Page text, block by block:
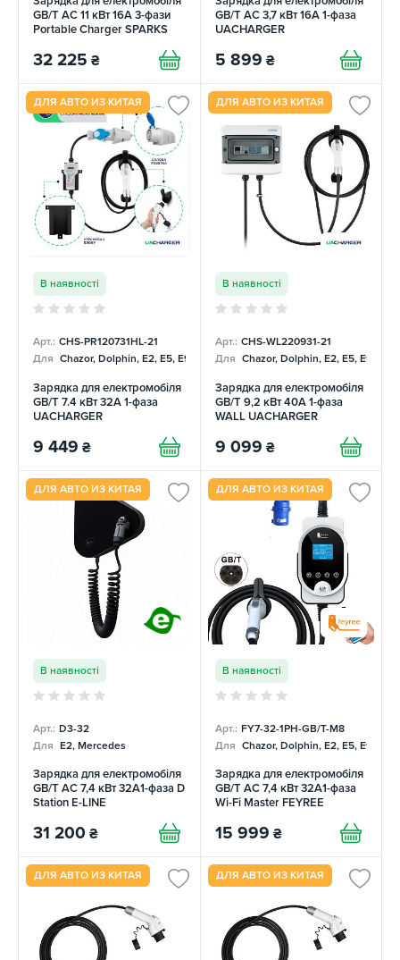
GB/T AC 11 кВт 16A 3-фази
Portable Charger SPARKS
32 225 ₴
GB/T AC 3,7 кВт 16А 1-фаза
UACHARGER
5 899 ₴
ДЛЯ АВТО ИЗ КИТАЯ
В наявності
Арт.: СHS-PR120731HL-21
Для Chazor, Dolphin, E2, E5, E9, Mercedes
Зарядка для електромобіля
GB/T 7.4 кВт 32А 1-фаза
UACHARGER
9 449 ₴
ДЛЯ АВТО ИЗ КИТАЯ
В наявності
Арт.: СHS-WL220931-21
Для Chazor, Dolphin, E2, E5, E9,
Зарядка для електромобіля
GB/T 9,2 кВт 40А 1-фаза
WALL UACHARGER
9 099 ₴
ДЛЯ АВТО ИЗ КИТАЯ
В наявності
Арт.: D3-32
Для E2, Mercedes
Зарядка для електромобіля
GB/T AC 7,4 кВт 32A1-фаза D
Station E-LINE
31 200 ₴
ДЛЯ АВТО ИЗ КИТАЯ
В наявності
Арт.: FY7-32-1PH-GB/T-M8
Для Chazor, Dolphin, E2, E5, E9,
Зарядка для електромобіля
GB/T AC 7,4 кВт 32A1-фаза
Wi-Fi Master FEYREE
15 999 ₴
ДЛЯ АВТО ИЗ КИТАЯ ДЛЯ АВТО ИЗ КИТАЯ